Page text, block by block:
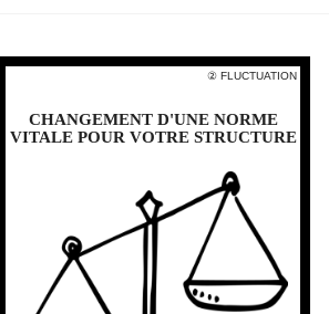
② FLUCTUATION
CHANGEMENT D'UNE NORME
VITALE POUR VOTRE STRUCTURE
CHANGEMENT D'UNE NORME
VITALE POUR VOTRE STRUCTURE